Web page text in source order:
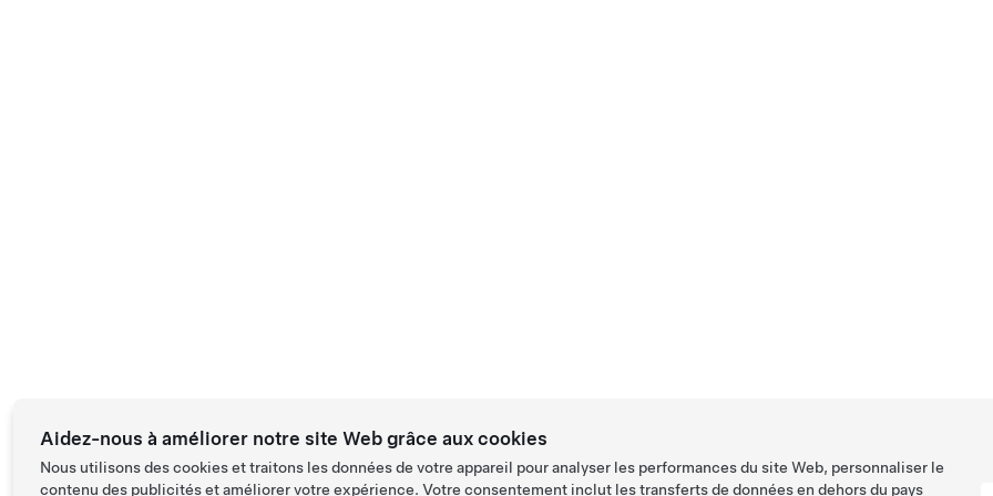
Aidez-nous à améliorer notre site Web grâce aux cookies
Nous utilisons des cookies et traitons les données de votre appareil pour analyser les performances du site Web, personnaliser le
contenu des publicités et améliorer votre expérience. Votre consentement inclut les transferts de données en dehors du pays